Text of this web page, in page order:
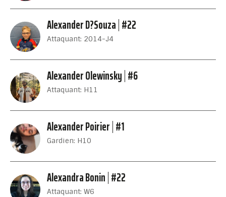
Alexander D?Souza #22
Attaquant: 2014-J4
Alexander Olewinsky #6
Attaquant: H11
Alexander Poirier #1
Gardien: H10
Alexandra Bonin #22
Attaquant: W6